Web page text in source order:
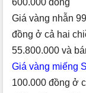
600.000 đồng
Giá vàng nhẫn
đồng ở cả hai
55.800.000 và
Giá vàng miếng
100.000 đồng ở